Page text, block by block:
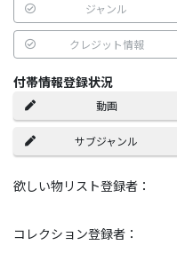
ジャンル
クレジット情報
付帯情報登録状況
動画
サブジャンル
欲しい物リスト登録者：
コレクション登録者：